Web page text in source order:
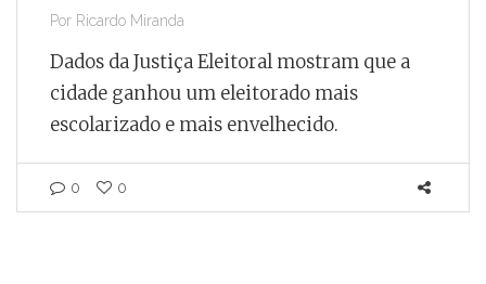
Por Ricardo Miranda
Dados da Justiça Eleitoral mostram que a
cidade ganhou um eleitorado mais
escolarizado e mais envelhecido.
0 0